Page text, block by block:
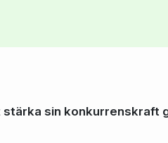
stärka sin konkurrenskraft